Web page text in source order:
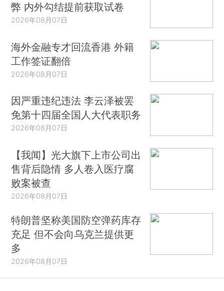
弊 内外勾结提前获取试卷
2026年08月07日
海外金融专才回流香港 外籍
工作签证翻倍
2026年08月07日
因严重违纪违法 李云泽被罢
免第十四届全国人大代表职务
2026年08月07日
【我闻】光大旗下上市公司出
售背后隐情 多人卷入医疗腐
败案被查
2026年08月07日
特朗普坚称美国防空弹药库存
充足 但不会向乌克兰提供更
多
2026年08月07日